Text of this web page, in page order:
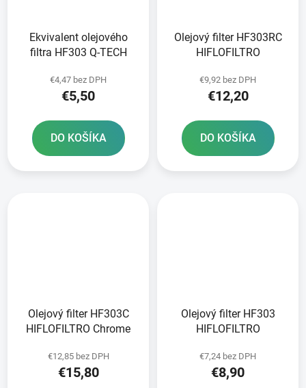
Ekvivalent olejového
filtra HF303 Q-TECH
€4,47 bez DPH
€5,50
DO KOŠÍKA
Olejový filter HF303RC
HIFLOFILTRO
€9,92 bez DPH
€12,20
DO KOŠÍKA
Olejový filter HF303C
HIFLOFILTRO Chrome
€12,85 bez DPH
€15,80
Olejový filter HF303
HIFLOFILTRO
€7,24 bez DPH
€8,90